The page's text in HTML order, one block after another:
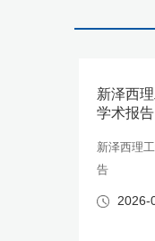
新泽西
学术报告
新泽西理
告
2026-